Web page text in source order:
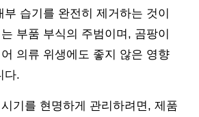
부 습기를 완전히 제거하는 것이
부품 부식의 주범이며, 곰팡이
의류 위생에도 좋지 않은 영향
다.
기를 현명하게 관리하려면, 제품